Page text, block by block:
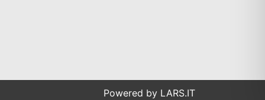
Powered by LARS.IT